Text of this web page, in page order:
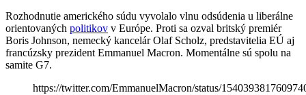
Rozhodnutie amerického súdu vyvolalo vlnu odsúdenia u liberálne
orientovaných politikov v Európe. Proti sa ozval britský premiér
Boris Johnson, nemecký kancelár Olaf Scholz, predstavitelia EÚ aj
francúzsky prezident Emmanuel Macron. Momentálne sú spolu na
samite G7.
https://twitter.com/EmmanuelMacron/status/